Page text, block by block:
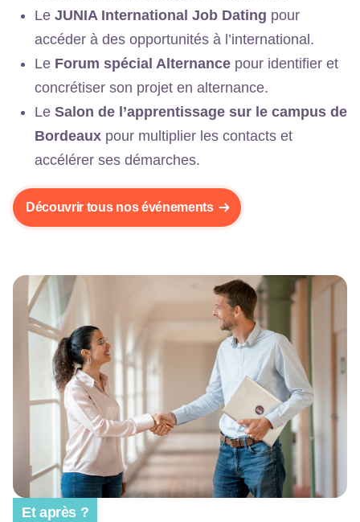
Le JUNIA International Job Dating pour
accéder à des opportunités à l’international.
Le Forum spécial Alternance pour identifier et
concrétiser son projet en alternance.
Le Salon de l’apprentissage sur le campus de
Bordeaux pour multiplier les contacts et
accélérer ses démarches.
Découvrir tous nos événements
Et après ?